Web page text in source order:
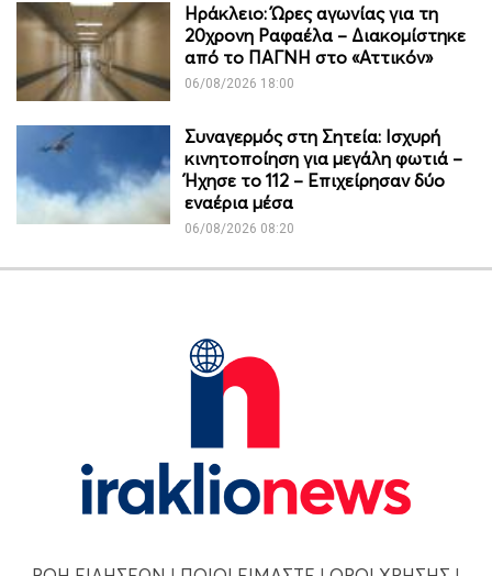
Ηράκλειο: Ώρες αγωνίας για τη
20χρονη Ραφαέλα – Διακομίστηκε
από το ΠΑΓΝΗ στο «Αττικόν»
06/08/2026 18:00
Συναγερμός στη Σητεία: Ισχυρή
κινητοποίηση για μεγάλη φωτιά –
Ήχησε το 112 – Επιχείρησαν δύο
εναέρια μέσα
06/08/2026 08:20